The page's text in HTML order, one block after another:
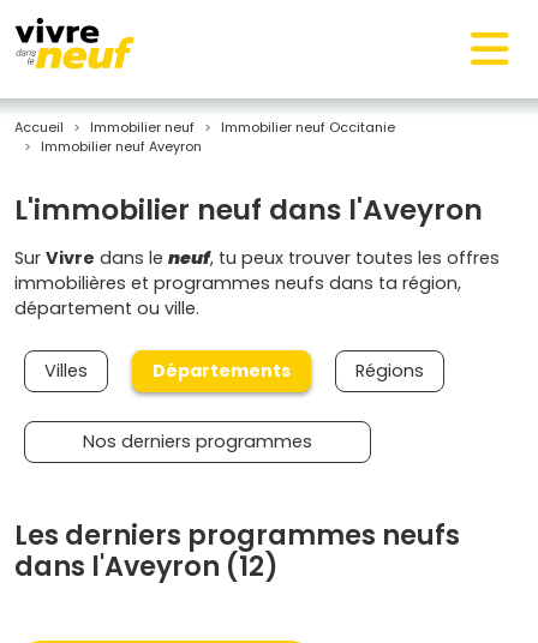
Accueil Immobilier neuf
Immobilier neuf Occitanie
Immobilier neuf Aveyron
L'immobilier neuf dans l'Aveyron
Sur Vivre dans le neuf, tu peux trouver toutes les offres
immobilières et programmes neufs dans ta région,
département ou ville.
Villes Départements Régions
Nos derniers programmes
Les derniers programmes neufs
dans l'Aveyron (12)